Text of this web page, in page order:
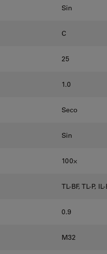
Sin
C
25
1.0
Seco
Sin
100⨉
TL-BF, TL-P,
0.9
M32